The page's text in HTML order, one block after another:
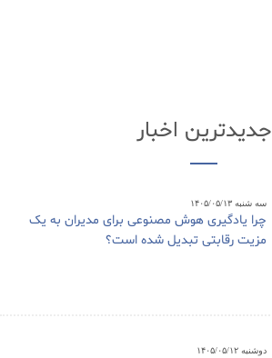
جدیدترین اخبار
سه شنبه ۱۴۰۵/۰۵/۱۳
چرا یادگیری هوش مصنوعی برای مدیران به یک
مزیت رقابتی تبدیل شده است؟
دوشنبه ۱۴۰۵/۰۵/۱۲